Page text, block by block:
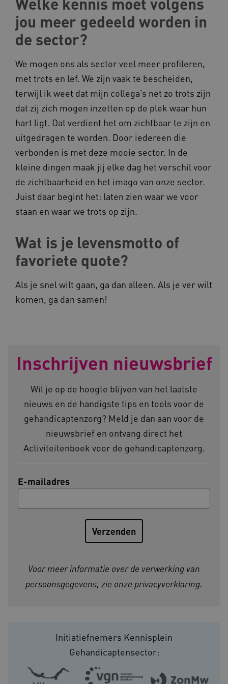
jou meer gedeeld worden in
de sector?
We mogen ons als sector veel meer profileren,
met trots en lef. We zijn vaak te bescheiden,
terwijl ik weet dat mijn collega’s net zo trots zijn
dat zij zich mogen inzetten op de plek waar hun
hart ligt. Dat verdient het om zichtbaar te zijn en
uitgedragen te worden. Door iedereen die
verbonden is met deze mooie sector. In de
kleine dingen maak jij elke dag het verschil voor
de zichtbaarheid en het imago van onze sector.
Juist daar begint het: laten zien waar we voor
staan en waar we trots op zijn.
Wat is je levensmotto of
favoriete quote?
Als je snel wilt gaan, ga dan alleen. Als je ver wilt
komen, ga dan samen!
Inschrijven nieuwsbrief
Wil je op de hoogte blijven van het laatste
nieuws en de handigste tips en tools voor de
gehandicaptenzorg? Meld je dan aan voor de
nieuwsbrief en ontvang direct het
Activiteitenboek voor de gehandicaptenzorg.
E-mailadres
Voor meer informatie over de verwerking van
persoonsgegevens, zie onze privacyverklaring.
Initiatiefnemers Kennisplein
Gehandicaptensector:
Deze functionele en technische cookies zorgen
ervoor dat de website werkt. Deze cookies
worden altijd geplaatst en maken geen inbreuk
op uw privacy.
Naam
__Secure-
.youtube.com
.kennispleingehandicaptensector.nl
__cf_bm
Cloudflare Inc.
.vimeo.com
BCSessionID vilans.blueconic.net
CookieScriptConsent
CookieScript
www.kennispleingehandicaptensector.nl
ARRAffinitySameSite Microsoft Corporation
Google Privacy Policy